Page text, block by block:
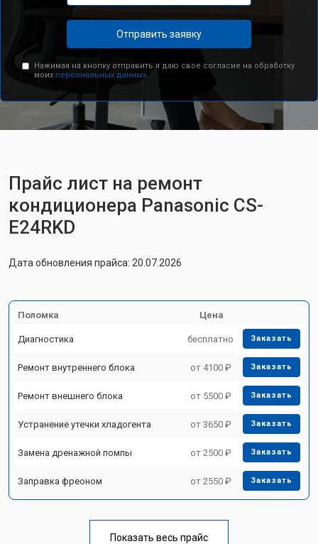
Отправить заявку
Нажимая на кнопку отправить я даю свое согласие на обработку
моих персональных данных.
Прайс лист на ремонт
кондиционера Panasonic CS-
E24RKD
Дата обновления прайса: 20.07.2026
Поломка Цена
Диагностика бесплатно Заказать
Ремонт внутреннего блока от 4100 ₽ Заказать
Ремонт внешнего блока от 5500 ₽ Заказать
Устранение утечки хладогента от 3650 ₽ Заказать
Замена дренажной помпы от 2500 ₽ Заказать
Заправка фреоном от 2550 ₽ Заказать
Показать весь прайс